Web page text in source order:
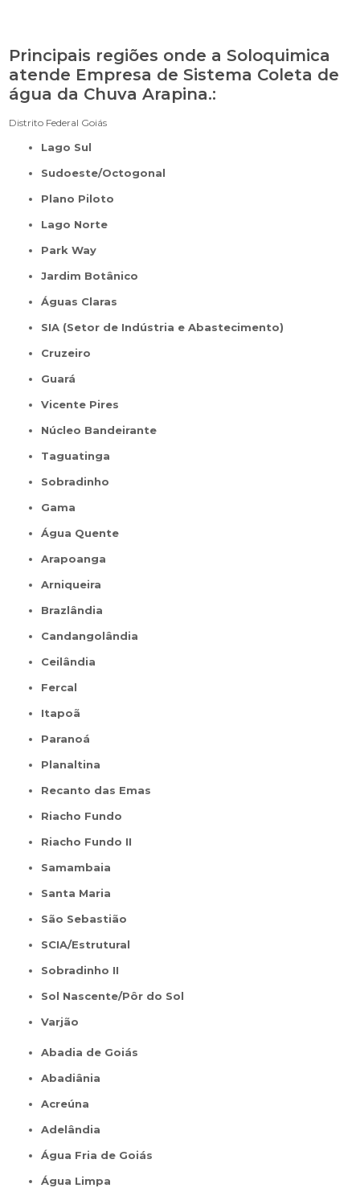
Principais regiões onde a Soloquimica
atende Empresa de Sistema Coleta de
água da Chuva Arapina.:
Distrito Federal Goiás
Lago Sul
Sudoeste/Octogonal
Plano Piloto
Lago Norte
Park Way
Jardim Botânico
Águas Claras
SIA (Setor de Indústria e Abastecimento)
Cruzeiro
Guará
Vicente Pires
Núcleo Bandeirante
Taguatinga
Sobradinho
Gama
Água Quente
Arapoanga
Arniqueira
Brazlândia
Candangolândia
Ceilândia
Fercal
Itapoã
Paranoá
Planaltina
Recanto das Emas
Riacho Fundo
Riacho Fundo II
Samambaia
Santa Maria
São Sebastião
SCIA/Estrutural
Sobradinho II
Sol Nascente/Pôr do Sol
Varjão
Abadia de Goiás
Abadiânia
Acreúna
Adelândia
Água Fria de Goiás
Água Limpa